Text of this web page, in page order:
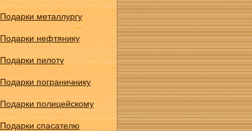
Подарки металлургу
Подарки нефтянику
Подарки пилоту
Подарки пограничнику
Подарки полицейскому
Подарки спасателю